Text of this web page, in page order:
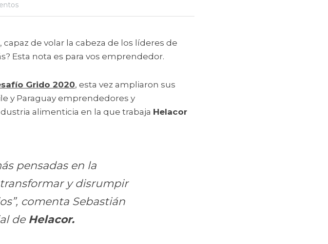
Esta nota es para vos emprendedor.
Grido 2020, esta vez ampliaron sus
y Paraguay emprendedores y
alimenticia en la que trabaja
pensadas en la
y disrumpir
comenta Sebastián
de Helacor.